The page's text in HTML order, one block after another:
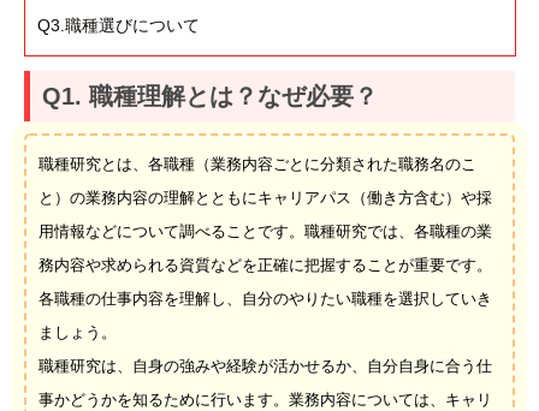
Q3.職種選びについて
Q1. 職種理解とは？なぜ必要？
職種研究とは、各職種（業務内容ごとに分類された職務名のこ
と）の業務内容の理解とともにキャリアパス（働き方含む）や採
用情報などについて調べることです。職種研究では、各職種の業
務内容や求められる資質などを正確に把握することが重要です。
各職種の仕事内容を理解し、自分のやりたい職種を選択していき
ましょう。
職種研究は、自身の強みや経験が活かせるか、自分自身に合う仕
事かどうかを知るために行います。業務内容については、キャリ